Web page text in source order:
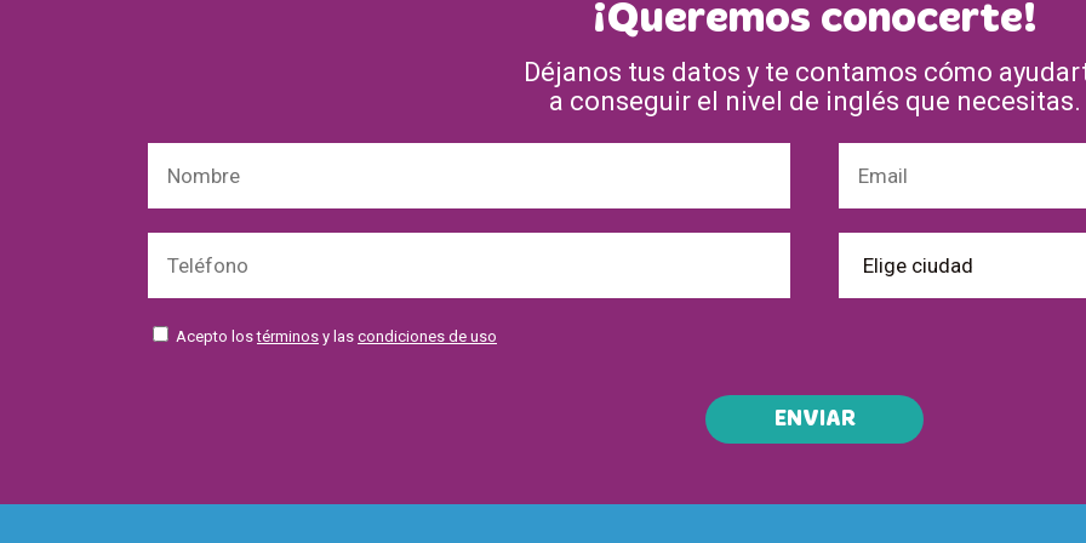
¡Queremos conocerte!
Déjanos tus datos y te contamos cómo
a conseguir el nivel de inglés que necesitas.
Acepto lostérminos y las condiciones de uso
ENVIAR